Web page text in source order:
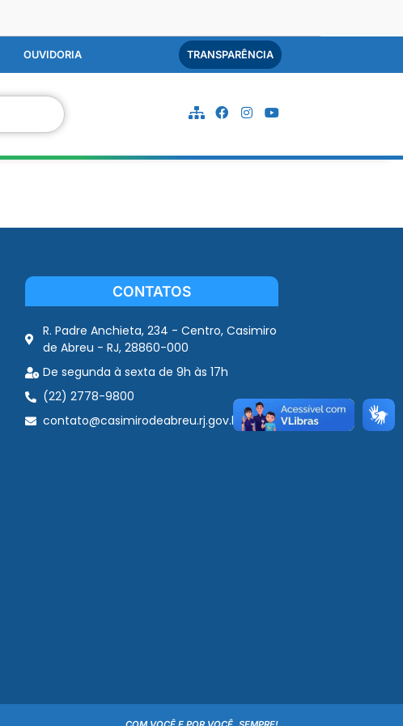
OUVIDORIA TRANSPARÊNCIA
CONTATOS
R. Padre Anchieta, 234 - Centro, Casimiro
de Abreu - RJ, 28860-000
De segunda à sexta de 9h às 17h
(22) 2778-9800
contato@casimirodeabreu.rj.gov.br